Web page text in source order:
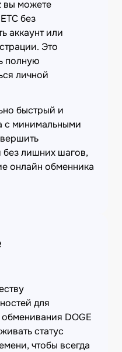
вы можете
без
аккаунт или
Это
полную
личной
быстрый и
с минимальными
без лишних шагов,
онлайн обменника
для
DOGE
статус
чтобы всегда